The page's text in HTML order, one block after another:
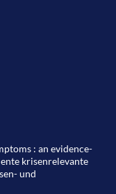
: an evidence-
krisenrelevante
und